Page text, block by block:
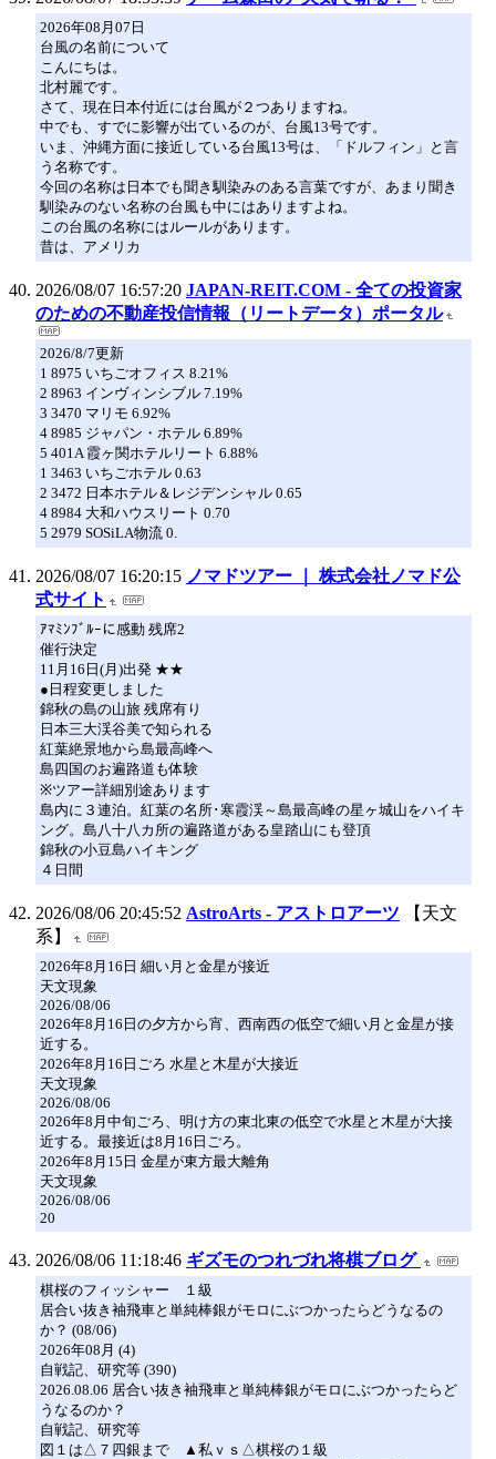
2026年08月07日
台風の名前について
こんにちは。
北村麗です。
さて、現在日本付近には台風が２つありますね。
中でも、すでに影響が出ているのが、台風13号です。
いま、沖縄方面に接近している台風13号は、「ドルフィン」と言
う名称です。
今回の名称は日本でも聞き馴染みのある言葉ですが、あまり聞き
馴染みのない名称の台風も中にはありますよね。
この台風の名称にはルールがあります。
昔は、アメリカ
2026/08/07 16:57:20 JAPAN-REIT.COM - 全ての投資家
のための不動産投信情報（リートデータ）ポータル
2026/8/7更新
1 8975 いちごオフィス 8.21%
2 8963 インヴィンシブル 7.19%
3 3470 マリモ 6.92%
4 8985 ジャパン・ホテル 6.89%
5 401A 霞ヶ関ホテルリート 6.88%
1 3463 いちごホテル 0.63
2 3472 日本ホテル＆レジデンシャル 0.65
4 8984 大和ハウスリート 0.70
5 2979 SOSiLA物流 0.
2026/08/07 16:20:15 ノマドツアー ｜ 株式会社ノマド公
式サイト
ｱﾏﾐﾝﾌﾞﾙｰに感動 残席2
催行決定
11月16日(月)出発 ★★
●日程変更しました
錦秋の島の山旅 残席有り
日本三大渓谷美で知られる
紅葉絶景地から島最高峰へ
島四国のお遍路道も体験
※ツアー詳細別途あります
島内に３連泊。紅葉の名所･寒霞渓～島最高峰の星ヶ城山をハイキ
ング。島八十八カ所の遍路道がある皇踏山にも登頂
錦秋の小豆島ハイキング
４日間
2026/08/06 20:45:52 AstroArts - アストロアーツ
【天文
系】
2026年8月16日 細い月と金星が接近
天文現象
2026/08/06
2026年8月16日の夕方から宵、西南西の低空で細い月と金星が接
近する。
2026年8月16日ごろ 水星と木星が大接近
天文現象
2026/08/06
2026年8月中旬ごろ、明け方の東北東の低空で水星と木星が大接
近する。最接近は8月16日ごろ。
2026年8月15日 金星が東方最大離角
天文現象
2026/08/06
20
2026/08/06 11:18:46 ギズモのつれづれ将棋ブログ
棋桜のフィッシャー １級
居合い抜き袖飛車と単純棒銀がモロにぶつかったらどうなるの
か？ (08/06)
2026年08月 (4)
自戦記、研究等 (390)
2026.08.06 居合い抜き袖飛車と単純棒銀がモロにぶつかったらど
うなるのか？
自戦記、研究等
図１は△７四銀まで ▲私ｖｓ△棋桜の１級